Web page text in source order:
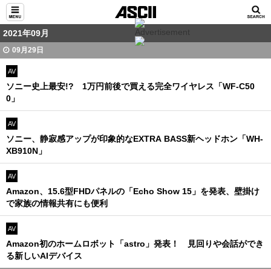
2021年09月
09月29日
AV
ソニー史上最安!? 1万円前後で買える完全ワイヤレス「WF-C50
0」
AV
ソニー、静寂感アップが印象的なEXTRA BASS新ヘッドホン「WH-
XB910N」
AV
Amazon、15.6型FHDパネルの「Echo Show 15」を発表、壁掛け
で家族の情報共有にも便利
AV
Amazon初のホームロボット「astro」発表！ 見回りや会話ができ
る新しいAIデバイス